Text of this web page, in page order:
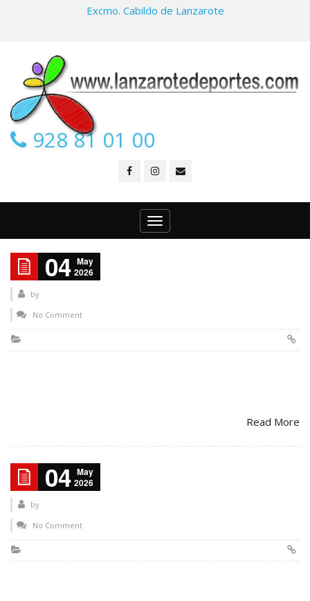
Excmo. Cabildo de Lanzarote
928 81 01 00
Toggle
navigation
04 May
2026
by
No Comment
Read More
04 May
2026
by
No Comment